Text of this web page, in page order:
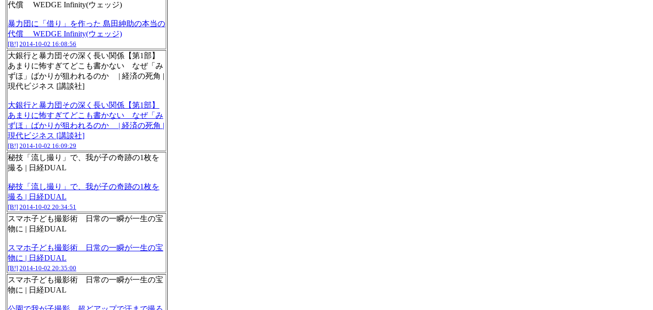
代償 WEDGE Infinity(ウェッジ)
暴力団に「借り」を作った 島田紳助の本当の
代償 WEDGE Infinity(ウェッジ)
[B!] 2014-10-02 16:08:56
大銀行と暴力団その深く長い関係【第1部】
あまりに怖すぎてどこも書かない なぜ「み
ずほ」ばかりが狙われるのか | 経済の死角 |
現代ビジネス [講談社]
大銀行と暴力団その深く長い関係【第1部】
あまりに怖すぎてどこも書かない なぜ「み
ずほ」ばかりが狙われるのか | 経済の死角 |
現代ビジネス [講談社]
[B!] 2014-10-02 16:09:29
秘技「流し撮り」で、我が子の奇跡の1枚を
撮る | 日経DUAL
秘技「流し撮り」で、我が子の奇跡の1枚を
撮る | 日経DUAL
[B!] 2014-10-02 20:34:51
スマホ子ども撮影術 日常の一瞬が一生の宝
物に | 日経DUAL
スマホ子ども撮影術 日常の一瞬が一生の宝
物に | 日経DUAL
[B!] 2014-10-02 20:35:00
スマホ子ども撮影術 日常の一瞬が一生の宝
物に | 日経DUAL